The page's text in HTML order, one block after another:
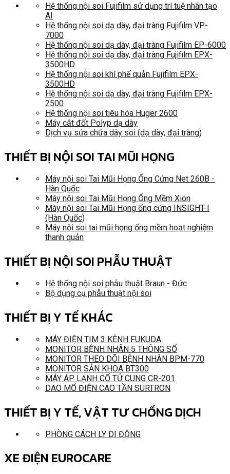
Hệ thống nội soi Fujifilm sử dụng trí tuệ nhân tạo
AI
Hệ thống nội soi dạ dày, đại tràng Fujifilm VP-
7000
Hệ thống nội soi dạ dày, đại tràng Fujifilm EP-6000
Hệ thống nội soi dạ dày, đại tràng Fujifilm EPX-
3500HD
Hệ thống nội soi khí phế quản Fujifilm EPX-
3500HD
Hệ thống nội soi dạ dày, đại tràng Fujifilm EPX-
2500
Hệ thống nội soi tiêu hóa Huger 2600
Máy cắt đốt Polyp dạ dày
Dịch vụ sửa chữa dây soi (dạ dày, đại tràng)
THIẾT BỊ NỘI SOI TAI MŨI HỌNG
Máy nội soi Tai Mũi Họng Ống Cứng Net 260B -
Hàn Quốc
Máy nội soi Tai Mũi Họng Ống Mềm Xion
Máy nội soi Tai Mũi Họng ống cứng INSIGHT-I
(Hàn Quốc)
Máy nội soi tai mũi họng ống mềm hoạt nghiệm
thanh quản
THIẾT BỊ NỘI SOI PHẪU THUẬT
Hệ thống nội soi phẫu thuật Braun - Đức
Bộ dụng cụ phẫu thuật nội soi
THIẾT BỊ Y TẾ KHÁC
MÁY ĐIỆN TIM 3 KÊNH FUKUDA
MONITOR BỆNH NHÂN 5 THÔNG SỐ
MONITOR THEO DÕI BỆNH NHÂN BPM-770
MONITOR SẢN KHOA BT300
MÁY ÁP LẠNH CỔ TỬ CUNG CR-201
DAO MỔ ĐIỆN CAO TẦN SURTRON
THIẾT BỊ Y TẾ, VẬT TƯ CHỐNG DỊCH
PHÒNG CÁCH LY DI ĐỘNG
XE ĐIỆN EUROCARE